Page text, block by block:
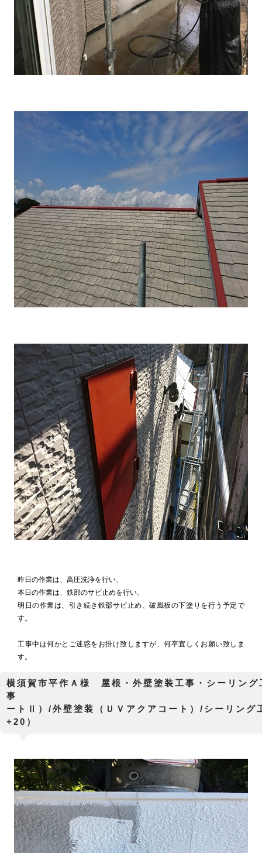
昨日の作業は、高圧洗浄を行い、
本日の作業は、鉄部のサビ止めを行い、
明日の作業は、引き続き鉄部サビ止め、破風板の下塗りを行う予定で
す。
工事中は何かとご迷惑をお掛け致しますが、何卒宜しくお願い致しま
す。
横須賀市平作Ａ様 屋根・外壁塗装工事・シーリン
事 屋根塗装
ートⅡ）/外壁塗装（ＵＶアクアコート）/シーリング